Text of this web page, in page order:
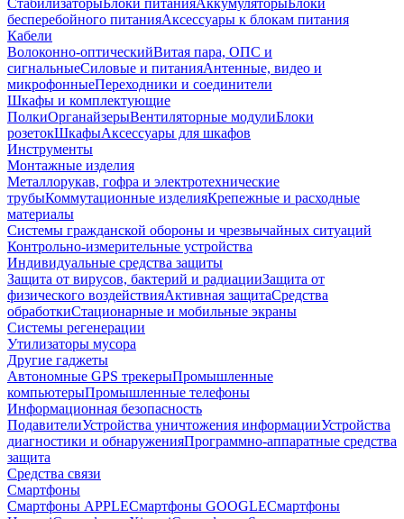
СтабилизаторыБлоки питанияАккумуляторыБлоки
бесперебойного питанияАксессуары к блокам питания
Кабели
Волоконно-оптическийВитая пара, ОПС и
сигнальныеСиловые и питанияАнтенные, видео и
микрофонныеПереходники и соединители
Шкафы и комплектующие
ПолкиОрганайзерыВентиляторные модулиБлоки
розетокШкафыАксессуары для шкафов
Инструменты
Монтажные изделия
Металлорукав, гофра и электротехнические
трубыКоммутационные изделияКрепежные и расходные
материалы
Системы гражданской обороны и чрезвычайных ситуаций
Контрольно-измерительные устройства
Индивидуальные средства защиты
Защита от вирусов, бактерий и радиацииЗащита от
физического воздействияАктивная защитаСредства
обработкиСтационарные и мобильные экраны
Системы регенерации
Утилизаторы мусора
Другие гаджеты
Автономные GPS трекерыПромышленные
компьютерыПромышленные телефоны
Информационная безопасность
ПодавителиУстройства уничтожения информацииУстройства
диагностики и обнаруженияПрограммно-аппаратные средства
защита
Средства связи
Смартфоны
Смартфоны APPLEСмартфоны GOOGLEСмартфоны